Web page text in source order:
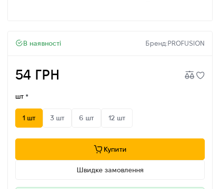
В наявності Бренд:PROFUSION
54 ГРН
шт
1 шт 3 шт 6 шт 12 шт
Купити
Швидке замовлення